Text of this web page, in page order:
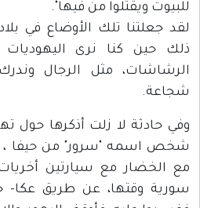
للبيوت ويقتلوا من فيها".
لقد جعلتنا تلك الأوضاع في
ذلك حين كنا نرى
الرشاشات، مثل الرجال
شجاعة.
وفي حادثة لا زلت أذكرها حول
شخص اسمه "سرور" من حيفا ،
مع الخضار مع سيارتين
سورية وقتها، عن طريق عكا-